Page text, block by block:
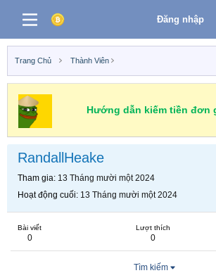
Đăng nhập
Trang Chủ Thành Viên
Hướng dẫn kiếm tiền đơn
RandallHeake
Tham gia 13 Tháng mười một 2024
Hoạt động cuối 13 Tháng mười một 2024
Bài viết
0
Lượt thích
0
Tìm kiếm